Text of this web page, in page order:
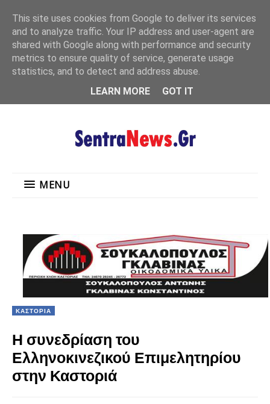
MENU
MENU
ΚΑΣΤΟΡΙΑ
Η συνεδρίαση του
Ελληνοκινεζικού Επιμελητηρίου
στην Καστοριά
This site uses cookies from Google to deliver its services
and to analyze traffic. Your IP address and user-agent are
shared with Google along with performance and security
metrics to ensure quality of service, generate usage
statistics, and to detect and address abuse.
LEARN MORE
GOT IT